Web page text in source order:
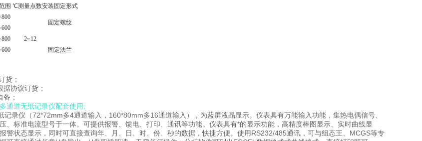
围 ℃测量点数安装固定形式
2~12
固定螺纹
固定法兰
货；
据协议订货；
；
通道无纸记录仪配套使用;
记录仪（72*72mm多4通道输入，160*80mm多16通道输入），为蓝屏液晶显示。仪表具有万能输入功能，集热电偶信号、
、标准电流型号于一体。可提供报警、馈电、打印、通讯等功能。仪表具有*的显示功能，高精度棒图显示、实时曲线显
警状态显示，同时可直接查询年、月、日、时、份、秒的数据，快捷方便。使用RS232/485通讯，可与组态王、MCGS等专